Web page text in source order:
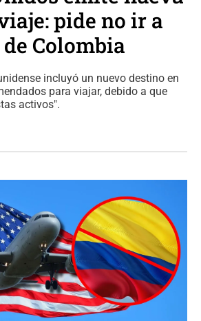
pide no ir a
Colombia
incluyó un nuevo destino en
para viajar, debido a que
activos".